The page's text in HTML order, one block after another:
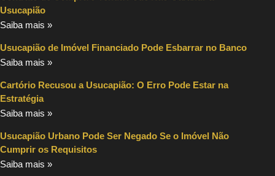
Usucapião
Saiba mais »
Usucapião de Imóvel Financiado Pode Esbarrar no Banco
Saiba mais »
Cartório Recusou a Usucapião: O Erro Pode Estar na
Estratégia
Saiba mais »
Usucapião Urbano Pode Ser Negado Se o Imóvel Não
Cumprir os Requisitos
Saiba mais »